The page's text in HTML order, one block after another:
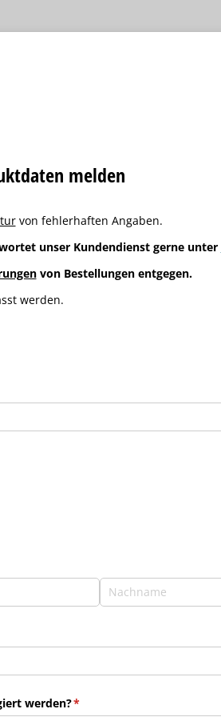
melden
von fehlerhaften Angaben.
unser Kundendienst gerne unter
von Bestellungen entgegen.
werden.
werden?*
(erforderlich)